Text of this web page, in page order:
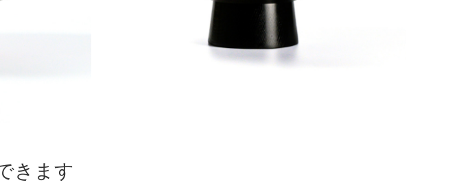
きます